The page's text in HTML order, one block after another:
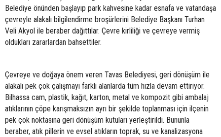
Belediye önünden başlayıp park kahvesine kadar esnafa ve vatandaşa
çevreyle alakalı bilgilendirme broşürlerini Belediye Başkanı Turhan
Veli Akyol ile beraber dağıttılar. Çevre kirliliği ve çevreye vermiş
oldukları zararlardan bahsettiler.
Çevreye ve doğaya önem veren Tavas Belediyesi, geri dönüşüm ile
alakalı pek çok çalışmayı farklı alanlarda tüm hızla devam ettiriyor.
Bilhassa cam, plastik, kağıt, karton, metal ve kompozit gibi ambalaj
atıklarının çöpe karışmaksızın ayrı bir şekilde toplanması için ilçenin
pek çok noktasına geri dönüşüm kutuları yerleştirildi. Bununla
beraber, atık pillerin ve evsel atıkların toprak, su ve kanalizasyona